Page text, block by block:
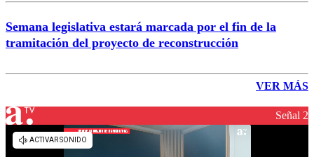
Semana legislativa estará marcada por el fin de la
tramitación del proyecto de reconstrucción
VER MÁS
Señal 2